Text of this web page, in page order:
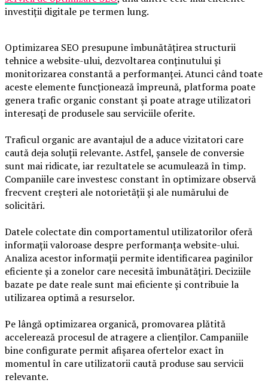
investiții digitale pe termen lung.
Optimizarea SEO presupune îmbunătățirea structurii
tehnice a website-ului, dezvoltarea conținutului și
monitorizarea constantă a performanței. Atunci când toate
aceste elemente funcționează împreună, platforma poate
genera trafic organic constant și poate atrage utilizatori
interesați de produsele sau serviciile oferite.
Traficul organic are avantajul de a aduce vizitatori care
caută deja soluții relevante. Astfel, șansele de conversie
sunt mai ridicate, iar rezultatele se acumulează în timp.
Companiile care investesc constant în optimizare observă
frecvent creșteri ale notorietății și ale numărului de
solicitări.
Datele colectate din comportamentul utilizatorilor oferă
informații valoroase despre performanța website-ului.
Analiza acestor informații permite identificarea paginilor
eficiente și a zonelor care necesită îmbunătățiri. Deciziile
bazate pe date reale sunt mai eficiente și contribuie la
utilizarea optimă a resurselor.
Pe lângă optimizarea organică, promovarea plătită
accelerează procesul de atragere a clienților. Campaniile
bine configurate permit afișarea ofertelor exact în
momentul în care utilizatorii caută produse sau servicii
relevante.